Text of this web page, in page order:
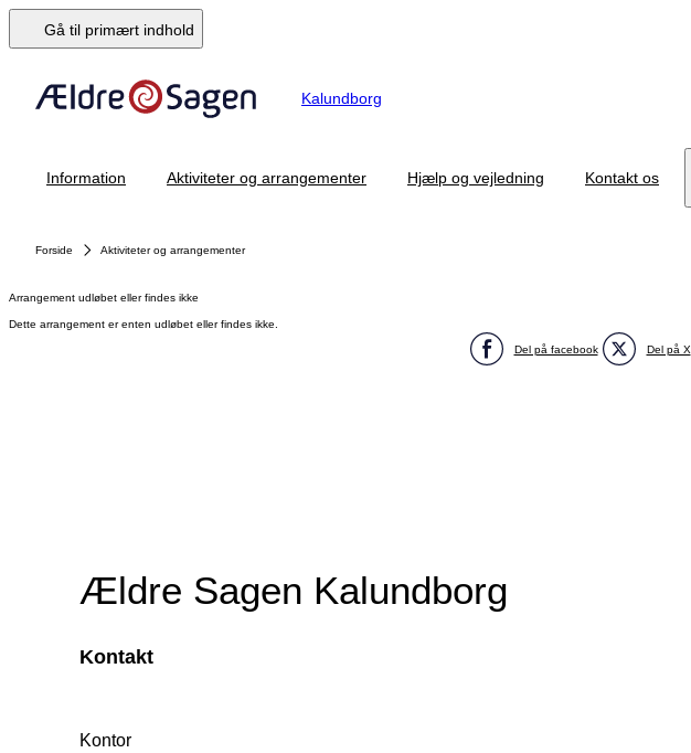
Gå til primært indhold
Kalundborg
Information Aktiviteter og arrangementer Hjælp og vejledning Kontakt os
Forside Aktiviteter og arrangementer
Arrangement udløbet eller findes ikke
Dette arrangement er enten udløbet eller findes ikke.
Del på facebook Del på X
Ældre Sagen Kalundborg
Kontakt
Kontor